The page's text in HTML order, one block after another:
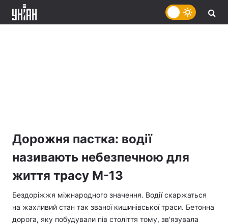
Дорожня пастка: водії
називають небезпечною для
життя трасу М-13
Бездоріжжя міжнародного значення. Водії скаржаться
на жахливий стан так званої кишинівської траси. Бетонна
дорога, яку побудували пів століття тому, зв'язувала